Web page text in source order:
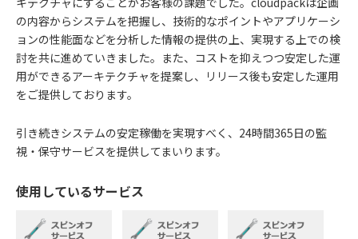
の内容からシステムを把握し、技術的なポイントやアプリケーシ
ョンの性能面などを分析した情報の提供の上、実現する上での検
討を共に進めていきました。また、コストを抑えつつ安定した運
用ができるアーキテクチャを提案し、リリース後も安定した運用
をご提供しております。
引き続きシステムの安定稼働を実現すべく、24時間365日の監
視・保守サービスを提供してまいります。
使用しているサービス